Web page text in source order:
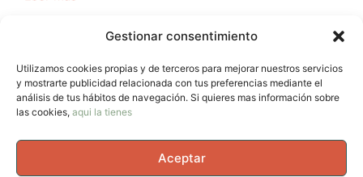
Gestionar consentimiento
Utilizamos cookies propias y de terceros para mejorar nuestros servicios
y mostrarte publicidad relacionada con tus preferencias mediante el
análisis de tus hábitos de navegación. Si quieres mas información sobre
las cookies, aqui la tienes
Aceptar
Eventos Pasados
360 CHALLENGE GRAN CANARIA
Deja un comentario
Siguiente→